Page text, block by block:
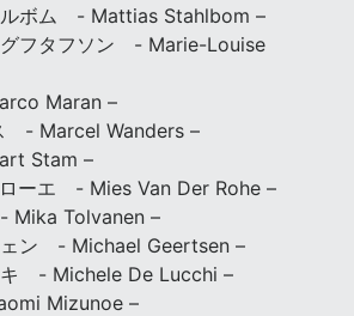
ルボム - Mattias Stahlbom –
グフタフソン - Marie-Louise
Maran –
- Marcel Wanders –
Stam –
ローエ - Mies Van Der Rohe –
Mika Tolvanen –
ェン - Michael Geertsen –
キ - Michele De Lucchi –
Mizunoe –